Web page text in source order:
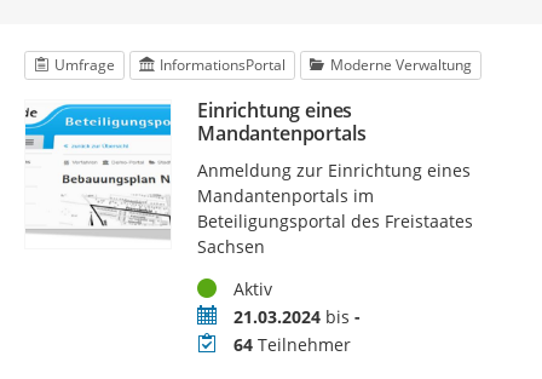
Umfrage InformationsPortal Moderne Verwaltung
Einrichtung eines
Mandantenportals
Anmeldung zur Einrichtung eines
Mandantenportals im
Beteiligungsportal des Freistaates
Sachsen
StatusAktiv
Zeitraum21.03.2024bis -
Teilnehmer
64Teilnehmer